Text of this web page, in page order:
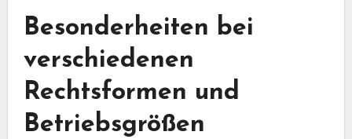
Besonderheiten bei
verschiedenen
Rechtsformen und
Betriebsgrößen